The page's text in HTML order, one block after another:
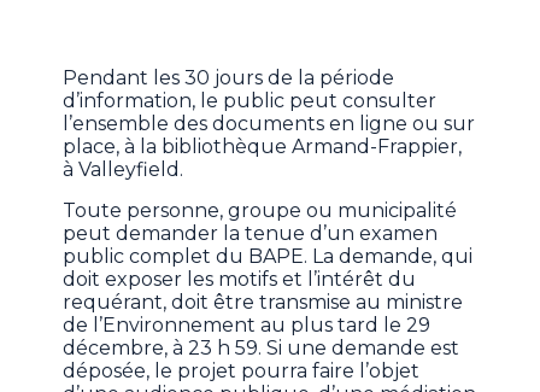
Pendant les 30 jours de la période
d’information, le public peut consulter
l’ensemble des documents en ligne ou sur
place, à la bibliothèque Armand-Frappier,
à Valleyfield.
Toute personne, groupe ou municipalité
peut demander la tenue d’un examen
public complet du BAPE. La demande, qui
doit exposer les motifs et l’intérêt du
requérant, doit être transmise au ministre
de l’Environnement au plus tard le 29
décembre, à 23 h 59. Si une demande est
déposée, le projet pourra faire l’objet